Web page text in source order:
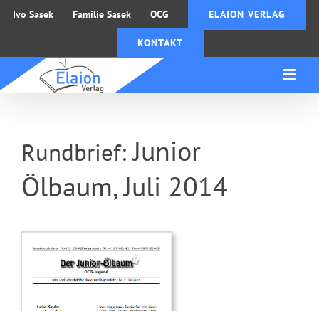
Zum
Inhalt
Ivo Sasek Familie Sasek OCG ELAION VERLAG
KONTAKT
Rundbrief:Junior
Ölbaum, Juli 2014